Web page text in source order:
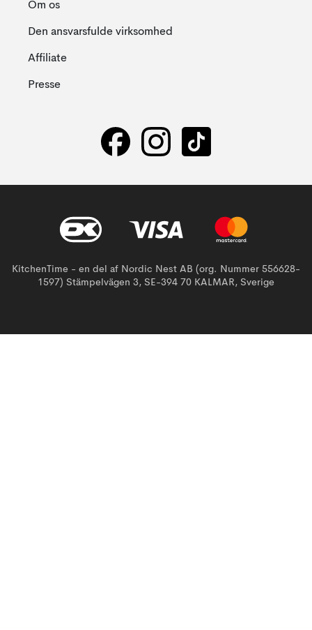
Om os
Den ansvarsfulde virksomhed
Affiliate
Presse
KitchenTime - en del af Nordic Nest AB (org. Nummer 556628-
1597) Stämpelvägen 3, SE-394 70 KALMAR, Sverige